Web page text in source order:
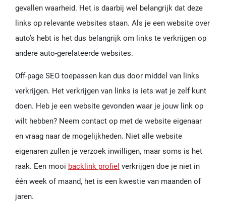
gevallen waarheid. Het is daarbij wel belangrijk dat deze
links op relevante websites staan. Als je een website over
auto’s hebt is het dus belangrijk om links te verkrijgen op
andere auto-gerelateerde websites.
Off-page SEO toepassen kan dus door middel van links
verkrijgen. Het verkrijgen van links is iets wat je zelf kunt
doen. Heb je een website gevonden waar je jouw link op
wilt hebben? Neem contact op met de website eigenaar
en vraag naar de mogelijkheden. Niet alle website
eigenaren zullen je verzoek inwilligen, maar soms is het
raak. Een mooi backlink profiel verkrijgen doe je niet in
één week of maand, het is een kwestie van maanden of
jaren.